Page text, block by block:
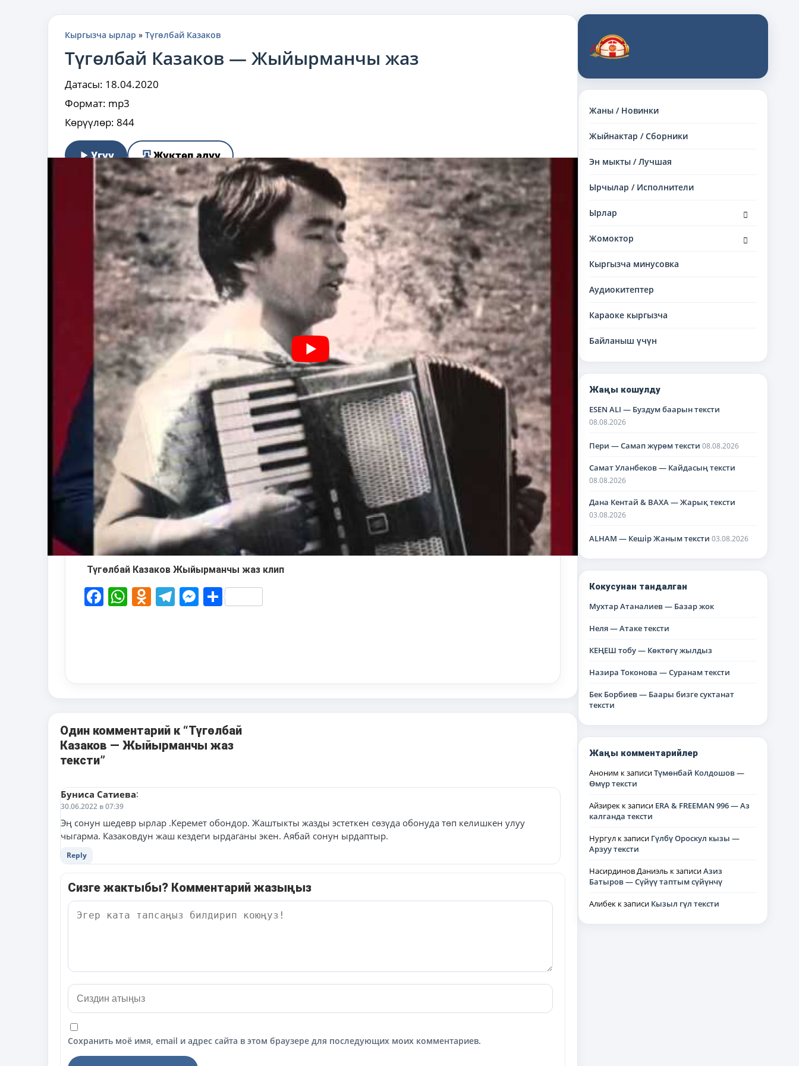
Жаны / Новинки
Жыйнактар / Сборники
Эн мыкты / Лучшая
Ырчылар / Исполнители
Ырлар
дочернее
Жомоктор
дочернее
Кыргызча минусовка
Аудиокитептер
Караоке кыргызча
Байланыш үчүн
Жаңы кошулду
ESEN ALI — Буздум баарын тексти
08.08.2026
Пери — Самап жүрөм тексти 08.08.2026
Самат Уланбеков — Кайдасың тексти
08.08.2026
Дана Кентай & BAXA — Жарық тексти
03.08.2026
ALHAM — Кешір Жаным тексти 03.08.2026
Кокусунан тандалган
Мухтар Атаналиев — Базар жок
Неля — Атаке тексти
КЕҢЕШ тобу — Көктөгү жылдыз
Назира Токонова — Суранам тексти
Бек Борбиев — Баары бизге суктанат
тексти
Жаңы комментарийлер
Аноним к записиТүмөнбай Колдошов —
Өмүр тексти
Айзирек к записи ERA & FREEMAN 996 — Аз
калганда тексти
Нургул к записи Гүлбү Ороскул кызы —
Арзуу тексти
Насирдинов Даниэль к записиАзиз
Батыров — Сүйүү таптым сүйүнчү
Алибек к записи Кызыл гүл тексти
Кыргызча ырлар » Түгөлбай Казаков
Түгөлбай Казаков — Жыйырманчы жаз
Датасы: 18.04.2020
Формат: mp3
Көрүүлөр: 844
Угуу Жүктөп алуу
Төгүлөт жамгыр, жамгыр көчөдө жаз,
Негедир мен жамгырды жакшы көрөм.
Жамгырды жашка окшотуп,
Маанайым пас,
Негедир сени эстесем жашый берем.
Кайырма:
Жыйырманчы жаз, келсеңчи,
Жыйырманчы жаз, келсеңчи.
Жамгырды жашка окшотуп,
Маанайым пас.,
Негедир сени эстесем жашый берем.
Негедир сени эстесем жашай берем,
Өрүктөр түгөл гүлүн ачкан кезде.
Озүмчө өткөндү эстеп убайым жейм,
Абасы жаз жыттанган таңда, кечте.
Кайырма:
Жазымдай жакшы көргөн жароокерим,
Алыста, азыр сезбейт жаздын демин.
Буулугам тар бөлмөдө сыртты карап,
А сыртта жыйырманчы жазым менин.
Кайырма:
Түгөлбай Казаков Жыйырманчы жаз клип
Facebook
WhatsApp
Odnoklassniki
Telegram
Messenger
Share
Один комментарий к “Түгөлбай
Казаков — Жыйырманчы жаз
тексти”
Буниса Сатиева:
30.06.2022 в 07:39
Эң сонун шедевр ырлар .Керемет обондор. Жаштыкты жазды эстеткен сөзүда обонуда төп келишкен улуу
чыгарма. Казаковдун жаш кездеги ырдаганы экен. Аябай сонун ырдаптыр.
Reply
Сизге жактыбы? Комментарий жазыңыз
Сохранить моё имя, email и адрес сайта в этом браузере для последующих моих комментариев.